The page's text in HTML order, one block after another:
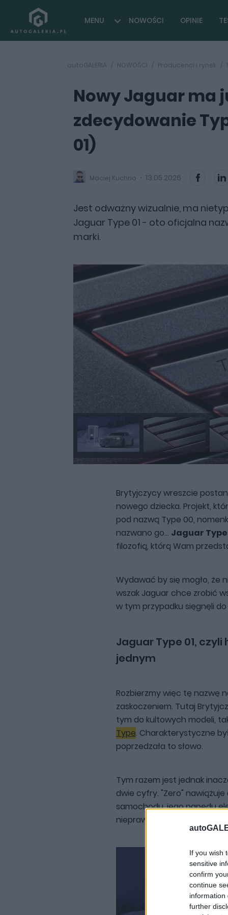
If you wish
sensitive
confirm
continue
information
further
MENU NOWOŚCI OPINIE
autoGALERIA NOWOŚCI Producenci i rynek
Nowy Jaguar ma
zdecydowanie
01)
Maciej Kuchno 13.05.2026
Jest odważny wizualnie, ma
Jaguar Type 01 - oto oficjalna
marki.
Brytyjczycy wreszcie
nowego dziecka. Projekt,
pod nazwą Type 00,
nazwano go... Jaguar Type
filozofią, którą Wam
Wydawać by się mogło, że
wszak Jaguar chce zrobić
w tym przypadku sięgnęli do
Jaguar Type 01,
jednym
Rozbierzmy więc tę nazwę
zaskoczeniem. Tutaj
tym do kultowych modeli,
Type. Charakterystyczne
poprzedzała to słowo.
Tym razem jest jednak
dwie cyfry. "Zero"
samochodu, jego napędu
nieprawdaż?